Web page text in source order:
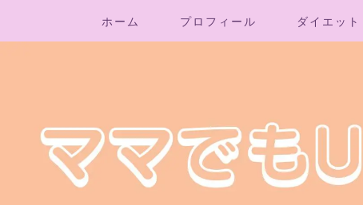
ホーム プロフィール ダイエット